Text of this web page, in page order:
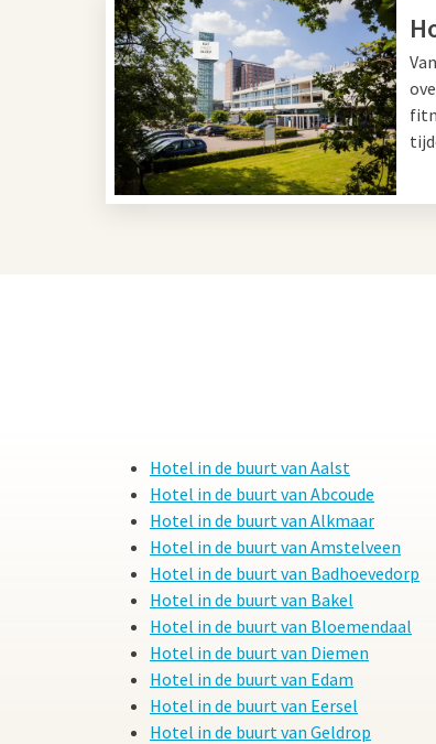
fietstocht door de Cartierheide en ontdek
Strijp-S, het Van Abbemuseum of het
natuur, cultuur en innovatie.
Hotel in de buurt van
Hotel in de buurt van Aalst
Hotel in de buurt van Abcoude
Hotel in de buurt van Alkmaar
Hotel in de buurt van Amstelveen
Hotel in de buurt van Badhoevedorp
Hotel in de buurt van Bakel
Hotel in de buurt van Bloemendaal
Hotel in de buurt van Diemen
Hotel in de buurt van Edam
Hotel in de buurt van Eersel
Hotel in de buurt van Geldrop